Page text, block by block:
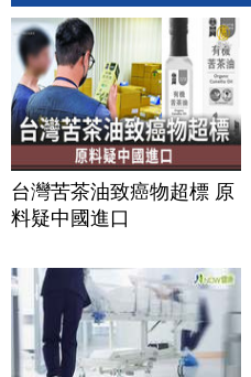
台灣苦茶油致癌物超標 原
料疑中國進口